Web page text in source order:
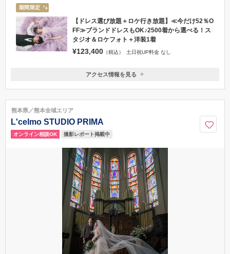
期間限定
【ドレス選び放題＋ロケ行き放題】≪今だけ52％O
FF≫ブランドドレスもOK♪2500着から選べる！ス
タジオ＆ロケフォト＋洋装1着
¥123,400 （税込） 土日祝UP料金 なし
熊本県熊本市南区田迎町田井島734-1
096-331 -3335
アクセス情報を見る
熊本県／熊本全域エリア
L'celmo STUDIO PRIMA
オンライン相談OK 撮影レポート掲載中